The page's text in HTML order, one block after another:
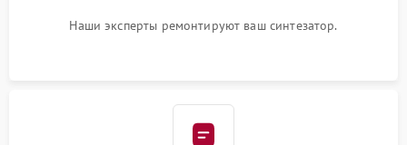
Наши эксперты ремонтируют ваш синтезатор.